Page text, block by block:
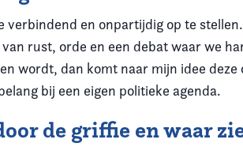
en onpartijdig op te
rust, orde en een debat waar we
wordt, dan komt naar mijn idee
bij een eigen politieke agenda.
de griffie en waar